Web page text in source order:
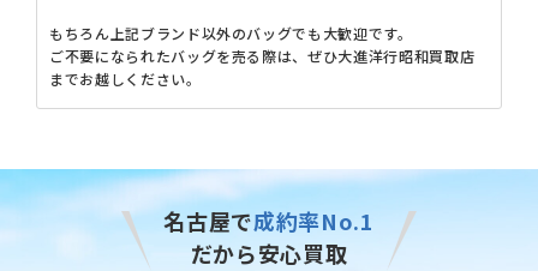
もちろん上記ブランド以外のバッグでも大歓迎です。
ご不要になられたバッグを売る際は、ぜひ大進洋行昭和買取店
までお越しください。
名古屋で成約率No.1
だから安心買取